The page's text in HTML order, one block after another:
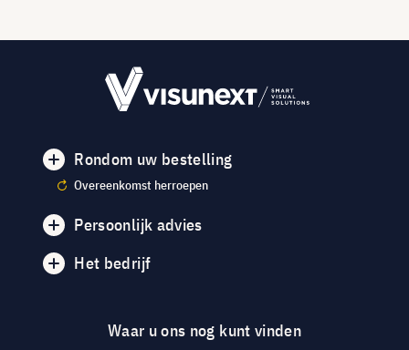
Rondom uw bestelling
Overeenkomst herroepen
Persoonlijk advies
Het bedrijf
Waar u ons nog kunt vinden